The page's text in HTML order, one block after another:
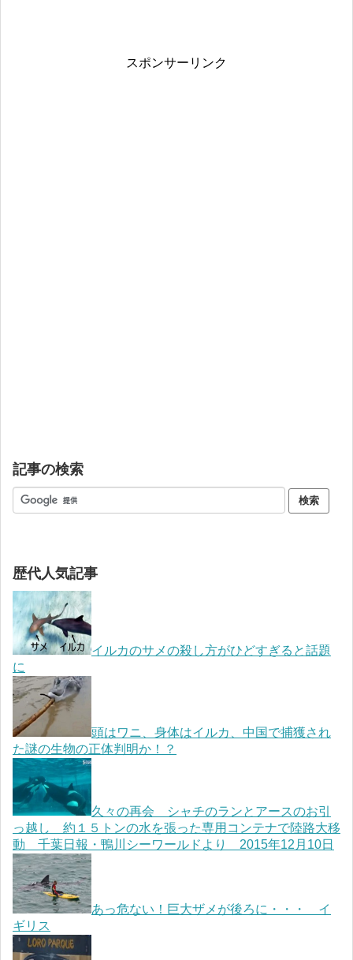
スポンサーリンク
記事の検索
歴代人気記事
イルカのサメの殺し方がひどすぎると話題
に
頭はワニ、身体はイルカ、中国で捕獲され
た謎の生物の正体判明か！？
久々の再会 シャチのランとアースのお引
っ越し 約１５トンの水を張った専用コンテナで陸路大移
動 千葉日報・鴨川シーワールドより 2015年12月10日
あっ危ない！巨大ザメが後ろに・・・ イ
ギリス